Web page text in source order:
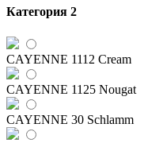
Категория 2
CAYENNE 1112 Cream
CAYENNE 1125 Nougat
CAYENNE 30 Schlamm